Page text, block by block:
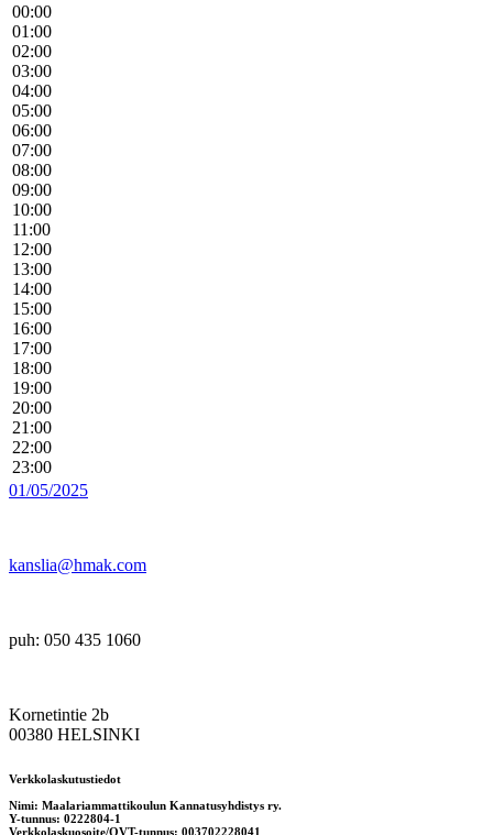
00:00
01:00
02:00
03:00
04:00
05:00
06:00
07:00
08:00
09:00
10:00
11:00
12:00
13:00
14:00
15:00
16:00
17:00
18:00
19:00
20:00
21:00
22:00
23:00
01/05/2025
kanslia@hmak.com
puh: 050 435 1060
Kornetintie 2b
00380 HELSINKI
Verkkolaskutustiedot
Nimi: Maalariammattikoulun Kannatusyhdistys ry.
Y-tunnus: 0222804-1
Verkkolaskuosoite/OVT-tunnus: 003702228041